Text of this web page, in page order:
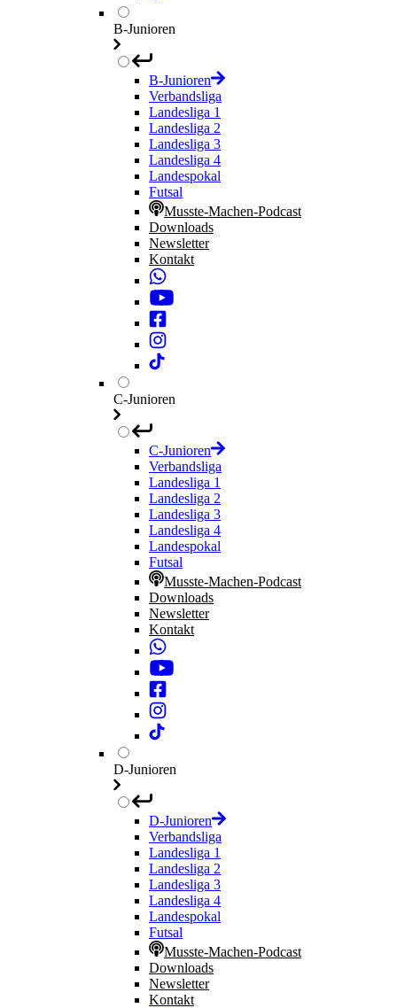
B-Junioren
B-Junioren
Verbandsliga
Landesliga 1
Landesliga 2
Landesliga 3
Landesliga 4
Landespokal
Futsal
Musste-Machen-Podcast
Downloads
Newsletter
Kontakt
C-Junioren
C-Junioren
Verbandsliga
Landesliga 1
Landesliga 2
Landesliga 3
Landesliga 4
Landespokal
Futsal
Musste-Machen-Podcast
Downloads
Newsletter
Kontakt
D-Junioren
D-Junioren
Verbandsliga
Landesliga 1
Landesliga 2
Landesliga 3
Landesliga 4
Landespokal
Futsal
Musste-Machen-Podcast
Downloads
Newsletter
Kontakt